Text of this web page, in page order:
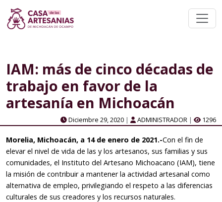
IAM: más de cinco décadas de
trabajo en favor de la
artesanía en Michoacán
Diciembre 29, 2020 | ADMINISTRADOR | 1296
Morelia, Michoacán, a 14 de enero de 2021.-Con el fin de
elevar el nivel de vida de las y los artesanos, sus familias y sus
comunidades, el Instituto del Artesano Michoacano (IAM), tiene
la misión de contribuir a mantener la actividad artesanal como
alternativa de empleo, privilegiando el respeto a las diferencias
culturales de sus creadores y los recursos naturales.